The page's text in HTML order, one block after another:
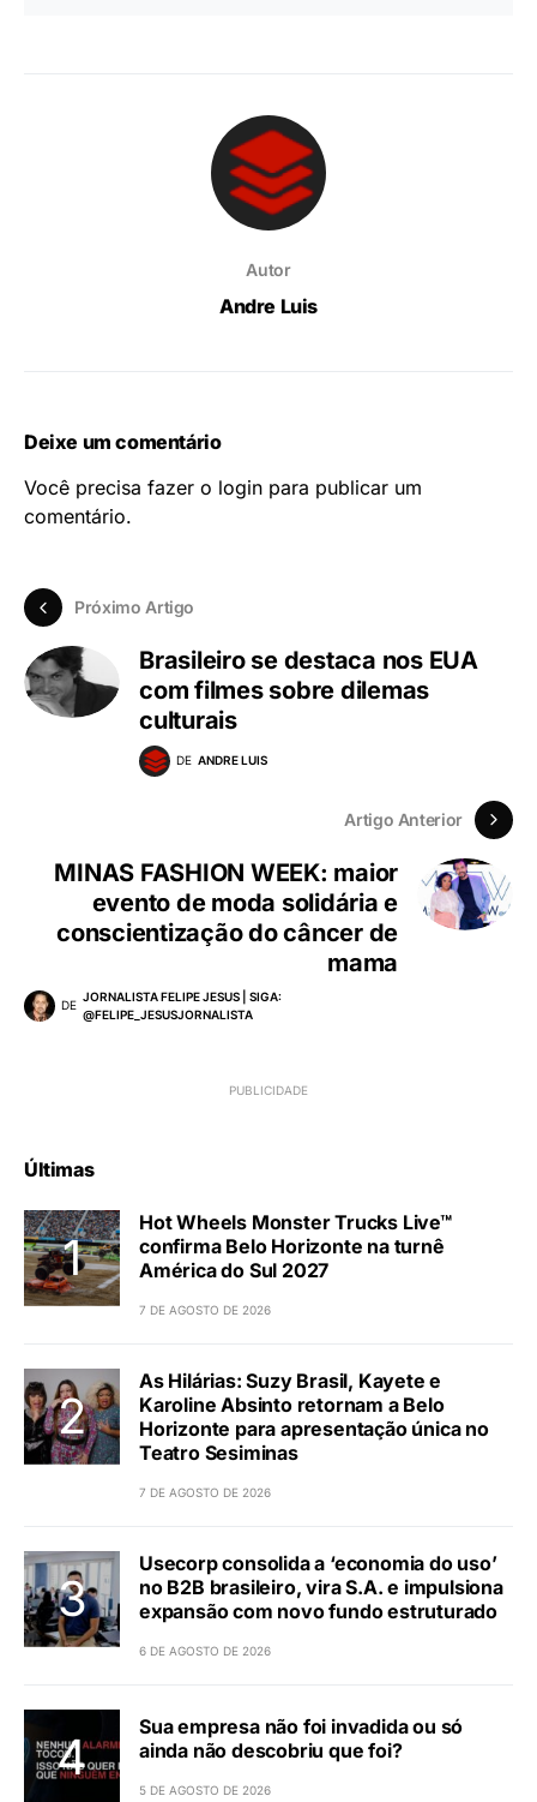
Autor
Andre Luis
Deixe um comentário
Você precisa fazer o login para publicar um
comentário.
Próximo Artigo
Brasileiro se destaca nos EUA
com filmes sobre dilemas
culturais
DE ANDRE LUIS
Artigo Anterior
MINAS FASHION WEEK: maior
evento de moda solidária e
conscientização do câncer de
mama
DE
JORNALISTA FELIPE JESUS | SIGA:
@FELIPE_JESUSJORNALISTA
Últimas
Hot Wheels Monster Trucks Live™
confirma Belo Horizonte na turnê
América do Sul 2027
7 DE AGOSTO DE 2026
As Hilárias: Suzy Brasil, Kayete e
Karoline Absinto retornam a Belo
Horizonte para apresentação única no
Teatro Sesiminas
7 DE AGOSTO DE 2026
Usecorp consolida a ‘economia do uso’
no B2B brasileiro, vira S.A. e impulsiona
expansão com novo fundo estruturado
6 DE AGOSTO DE 2026
Sua empresa não foi invadida ou só
ainda não descobriu que foi?
5 DE AGOSTO DE 2026